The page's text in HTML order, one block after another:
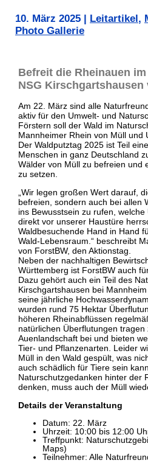
10. März 2025 Leitartikel ,
Photo Gallerie
Befreit die Rheinauen im
NSG Kirschgartshausen
Am 22. März sind alle
aktiv für den Umwelt- und
Förstern soll der Wald im
Mannheimer Rhein von Müll und
Der Waldputztag 2025 ist Teil
Menschen in ganz Deutschland
Wälder von Müll zu befreien und
zu setzen.
„Wir legen großen Wert darauf,
befreien, sondern auch bei allen
ins Bewusstsein zu rufen,
direkt vor unserer Haustüre
Waldbesuchende Hand in Hand
Wald-Lebensraum.“ beschreibt
von ForstBW, den Aktionstag.
Neben der nachhaltigen
Württemberg ist ForstBW auch
Dazu gehört auch ein Teil des
Kirschgartshausen bei
seine jährliche
wurden rund 75 Hektar
höheren Rheinabflüssen
natürlichen Überflutungen
Auenlandschaft bei und bieten
Tier- und Pflanzenarten. Leider
Müll in den Wald gespült, was
auch schädlich für Tiere sein
Naturschutzgedanken hinter der
denken, muss auch der Müll
Details der Veranstaltung
Datum: 22. März
Uhrzeit: 10:00 bis 12:00
Treffpunkt:
Maps)
Teilnehmer: Alle